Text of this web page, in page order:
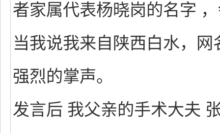
者家属代表杨晓岗的名字
当我说我来自陕西白水，
强烈的掌声。
发言后 我父亲的手术大夫